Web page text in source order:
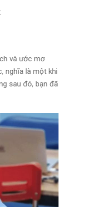
và ước mơ
nghĩa là một khi
sau đó, bạn đã